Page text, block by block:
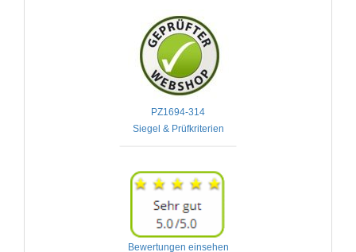
PZ1694-314
Bewertungen einsehen